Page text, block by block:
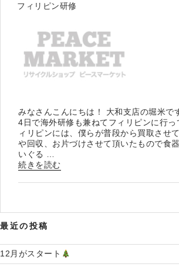
日:
フィリピン研修
みなさんこんにちは！ 大和支店の堀米で
4日で海外研修も兼ねてフィリピンに行っ
ィリピンには、僕らが普段から買取させ
や回収、お片づけさせて頂いたもので食
いぐる …
“フ
リ
修”
続きを読む
最近の投稿
12月がスタート